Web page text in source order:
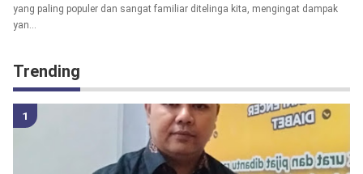
yang paling populer dan sangat familiar ditelinga kita, mengingat dampak
yan...
Trending